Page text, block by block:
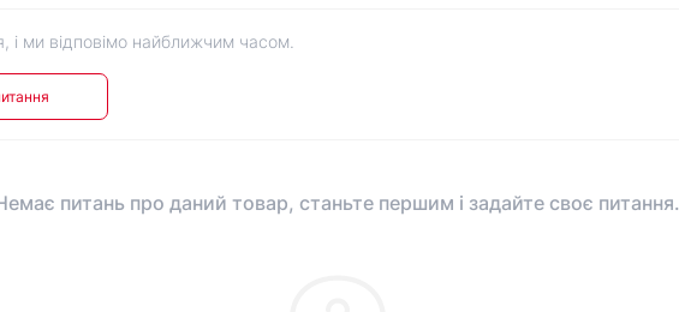
і ми відповімо найближчим часом.
питань про даний товар, станьте першим і задайте своє питання.